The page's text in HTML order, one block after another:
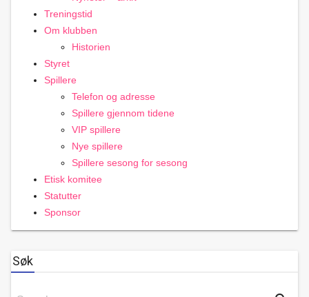
Treningstid
Om klubben
Historien
Styret
Spillere
Telefon og adresse
Spillere gjennom tidene
VIP spillere
Nye spillere
Spillere sesong for sesong
Etisk komitee
Statutter
Sponsor
Søk